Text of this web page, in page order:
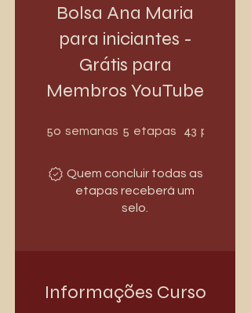
Bolsa Ana Maria
para iniciantes -
Grátis para
Membros YouTube
50 semanas 50 semanas
5 etapas 43
Quem concluir todas as
etapas receberá um
selo.
Informações Curso